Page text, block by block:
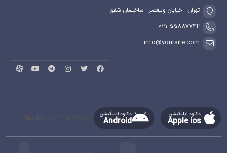
تهران - خیابان ولیعصر - ساختمان شفق
021-55887744
info@yoursite.com
دانلود اپلیکیشن
Apple ios
دانلود اپلیکیشن
Android